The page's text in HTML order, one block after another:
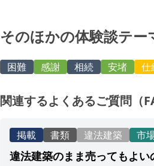
そのほかの体験談テー
困難 感謝 相続 安堵 仕
関連するよくあるご質問（
掲載 書類 違法建築 市
違法建築のまま売ってもよい